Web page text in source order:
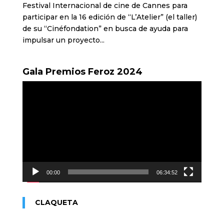
Festival Internacional de cine de Cannes para
participar en la 16 edición de “L’Atelier” (el taller)
de su “Cinéfondation” en busca de ayuda para
impulsar un proyecto...
Gala Premios Feroz 2024
00:00 06:34:52
CLAQUETA